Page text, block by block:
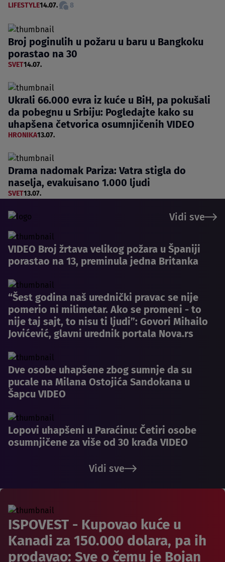
LIFESTYLE14.07. 8
Broj poginulih u požaru u baru u Bangkoku
porastao na 30
SVET14.07.
Ukrali 66.000 evra iz kuće u BiH, pa pokušali
da pobegnu u Srbiju: Pogledajte kako su
uhapšena četvorica osumnjičenih VIDEO
HRONIKA13.07.
Drama nadomak Pariza: Vatra stigla do
naselja, evakuisano 1.000 ljudi
SVET13.07.
Vidi sve
VIDEO Broj žrtava velikog požara u Španiji
porastao na 13, preminula jedna Britanka
“Šest godina naš urednički pravac se nije
pomerio ni milimetar. Ako se promeni - to
nije taj sajt, to nisu ti ljudi”: Govori Mihailo
Jovićević, glavni urednik portala Nova.rs
Dve osobe uhapšene zbog sumnje da su
pucale na Milana Ostojića Sandokana u
Šapcu VIDEO
Lopovi uhapšeni u Paraćinu: Četiri osobe
osumnjičene za više od 30 krađa VIDEO
Vidi sve
ISPOVEST - Kupovao kuće u
Kanadi za 150.000 dolara, pa ih
prodavao: Sve o čemu je Bojan